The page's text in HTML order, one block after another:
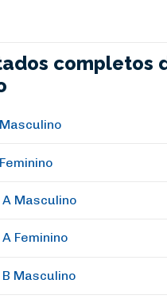
completos
Masculino
Feminino
Masculino